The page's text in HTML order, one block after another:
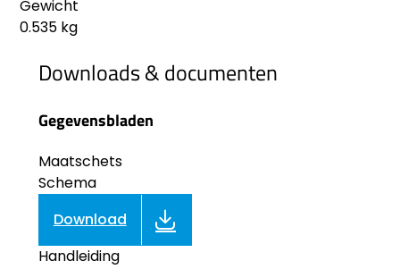
Gewicht
0.535 kg
Downloads & documenten
Gegevensbladen
Maatschets
Schema
Download
Handleiding